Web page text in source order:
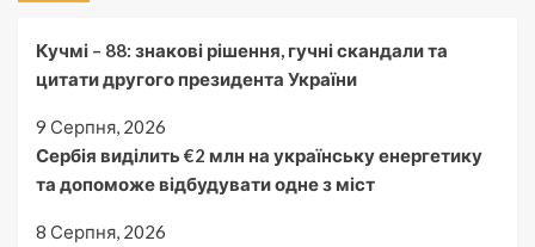
Кучмі – 88: знакові рішення, гучні скандали та
цитати другого президента України
9 Серпня, 2026
Сербія виділить €2 млн на українську енергетику
та допоможе відбудувати одне з міст
8 Серпня, 2026